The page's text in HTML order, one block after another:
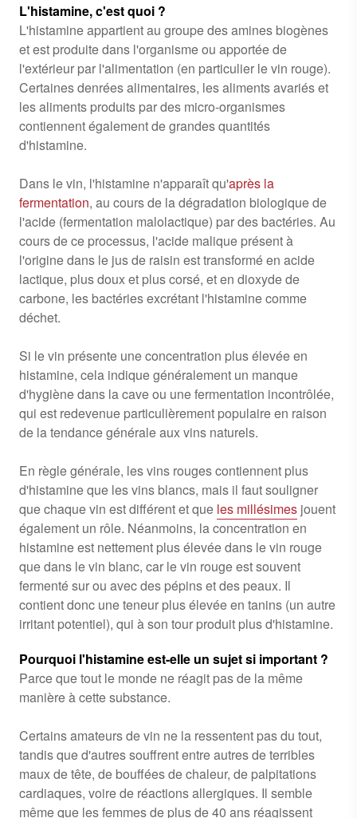
L'histamine, c'est quoi ?
L'histamine appartient au groupe des amines biogènes
et est produite dans l'organisme ou apportée de
l'extérieur par l'alimentation (en particulier le vin rouge).
Certaines denrées alimentaires, les aliments avariés et
les aliments produits par des micro-organismes
contiennent également de grandes quantités
d'histamine.
Dans le vin, l'histamine n'apparaît qu'après la
fermentation, au cours de la dégradation biologique de
l'acide (fermentation malolactique) par des bactéries. Au
cours de ce processus, l'acide malique présent à
l'origine dans le jus de raisin est transformé en acide
lactique, plus doux et plus corsé, et en dioxyde de
carbone, les bactéries excrétant l'histamine comme
déchet.
Si le vin présente une concentration plus élevée en
histamine, cela indique généralement un manque
d'hygiène dans la cave ou une fermentation incontrôlée,
qui est redevenue particulièrement populaire en raison
de la tendance générale aux vins naturels.
En règle générale, les vins rouges contiennent plus
d'histamine que les vins blancs, mais il faut souligner
que chaque vin est différent et que les millésimes jouent
également un rôle. Néanmoins, la concentration en
histamine est nettement plus élevée dans le vin rouge
que dans le vin blanc, car le vin rouge est souvent
fermenté sur ou avec des pépins et des peaux. Il
contient donc une teneur plus élevée en tanins (un autre
irritant potentiel), qui à son tour produit plus d'histamine.
Pourquoi l'histamine est-elle un sujet si important ?
Parce que tout le monde ne réagit pas de la même
manière à cette substance.
Certains amateurs de vin ne la ressentent pas du tout,
tandis que d'autres souffrent entre autres de terribles
maux de tête, de bouffées de chaleur, de palpitations
cardiaques, voire de réactions allergiques. Il semble
même que les femmes de plus de 40 ans réagissent